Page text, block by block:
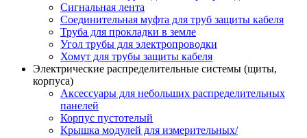
Сигнальная лента
Соединительная муфта для труб защиты кабеля
Труба для прокладки в земле
Угол трубы для электропроводки
Хомут для трубы защиты кабеля
Электрические распределительные системы (щиты,
корпуса)
Аксессуары для небольших распределительных
панелей
Корпус пустотелый
Крышка модулей для измерительных/